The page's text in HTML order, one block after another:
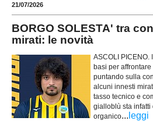
21/07/2026
BORGO SOLESTA' tra
mirati: le novità
ASCOLI PICENO.
basi per
puntando sulla
alcuni innesti
tasso tecnico e
gialloblù sta infatti
organico... leggi